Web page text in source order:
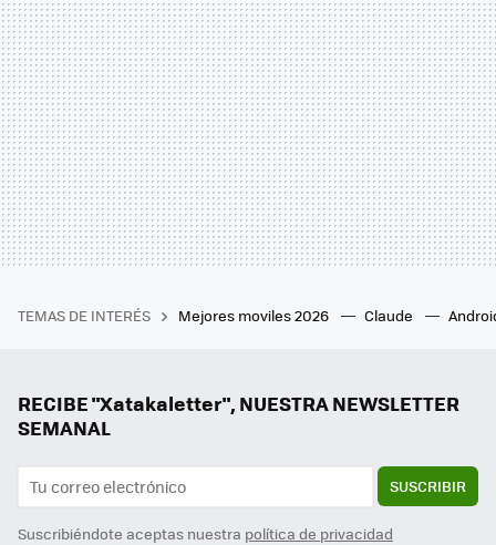
TEMAS DE INTERÉS Mejores moviles 2026 Claude
RECIBE "Xatakaletter", NUESTRA NEWSLETTER
SEMANAL
SUSCRIBIR
Suscribiéndote aceptas nuestra política de privacidad